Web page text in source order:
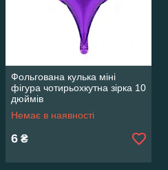
Фольгована кулька міні
фігура чотирьохкутна зірка 10
дюймів
Немає в наявності
6 ₴